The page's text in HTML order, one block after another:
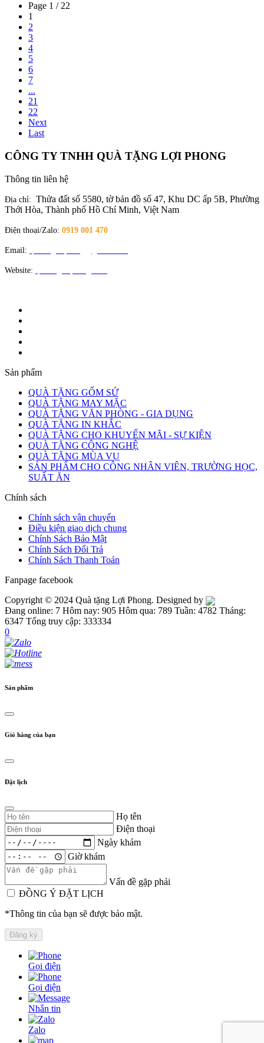
Page 1 / 22
1
2
3
4
5
6
7
...
21
22
Next
Last
CÔNG TY TNHH QUÀ TẶNG LỢI PHONG
Thông tin liên hệ
Địa chỉ: Thửa đất số 5580, tờ bản đồ số 47, Khu DC ấp 5B, Phường
Thới Hòa, Thành phố Hồ Chí Minh, Việt Nam
Điện thoại/Zalo: 0919 001 470
Email:
Website:
Sản phẩm
QUÀ TẶNG GỐM SỨ
QUÀ TẶNG MAY MẶC
QUÀ TẶNG VĂN PHÒNG - GIA DỤNG
QUÀ TẶNG IN KHẮC
QUÀ TẶNG CHO KHUYẾN MÃI - SỰ KIỆN
QUÀ TẶNG CÔNG NGHỆ
QUÀ TẶNG MÙA VỤ
SẢN PHẨM CHO CÔNG NHÂN VIÊN, TRƯỜNG HỌC,
SUẤT ĂN
Chính sách
Chính sách vận chuyển
Điều kiện giao dịch chung
Chính Sách Bảo Mật
Chính Sách Đổi Trả
Chính Sách Thanh Toán
Fanpage facebook
Copyright © 2024 Quà tặng Lợi Phong. Designed by
Đang online: 7 Hôm nay: 905 Hôm qua: 789 Tuần: 4782 Tháng:
6347 Tổng truy cập: 333334
0
Sản phẩm
Giỏ hàng của bạn
Đặt lịch
Họ tên
Điện thoại
Ngày khám
Giờ khám
Vấn đề gặp phải
ĐỒNG Ý ĐẶT LỊCH
*Thông tin của bạn sẽ được bảo mật.
Gọi điện
Gọi điện
Nhắn tin
Zalo